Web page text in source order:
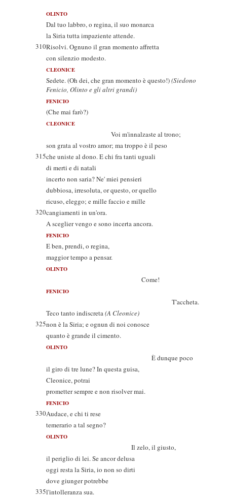
OLINTO
Dal tuo labbro, o regina, il suo monarca
la Siria tutta impaziente attende.
310Risolvi. Ognuno il gran momento affretta
con silenzio modesto.
CLEONICE
Sedete. (Oh dei, che gran momento è questo!)(Siedono
Fenicio, Olinto e gli altri grandi)
FENICIO
(Che mai farò?)
CLEONICE
Voi m'innalzaste al trono;
son grata al vostro amor; ma troppo è il peso
315che uniste al dono. E chi fra tanti uguali
di merti e di natali
incerto non saria? Ne' miei pensieri
dubbiosa, irresoluta, or questo, or quello
ricuso, eleggo; e mille faccio e mille
320cangiamenti in un'ora.
A sceglier vengo e sono incerta ancora.
FENICIO
E ben, prendi, o regina,
maggior tempo a pensar.
OLINTO
Come!
FENICIO
T'accheta.
Teco tanto indiscreta(A Cleonice)
325non è la Siria; e ognun di noi conosce
quanto è grande il cimento.
OLINTO
È dunque poco
il giro di tre lune? In questa guisa,
Cleonice, potrai
prometter sempre e non risolver mai.
FENICIO
330Audace, e chi ti rese
temerario a tal segno?
OLINTO
Il zelo, il giusto,
il periglio di lei. Se ancor delusa
oggi resta la Siria, io non so dirti
dove giunger potrebbe
335l'intolleranza sua.